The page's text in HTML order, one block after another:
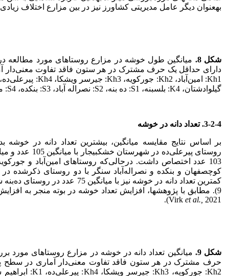
به­عنوان دیگر عامل مدیریتی کشاورز نیز در بین مزارع اختلاف
شکل 8 .
دارای حداقل یک حرف مشترک در هر ستون فاقد تفاوت معنی‌دار
گیلوادشتان، K4: بلسبنه، S1: ده بنه، S2: نصراله آباد، S3: بنکده، S4: میان ده.
3-2-4. تعداد دانه در خوشه
بر اساس نتایج مقایسه میانگین، بیشترین تعداد دانه در خوشه
روستای پیرعلی‌ده
103 عدد اختصاص داشت. در‌حالی‌که روستاهای امین‌آباد و
کوچصفهان و بنکده و نصراله‌آباد سنگر با دو روستای ذکرشده
کمترین تعداد دانه در خوشه نیز با
Virk et al., 2021).
شکل 9 . میانگین تعداد دانه در خوشه در مزارع روستاهای مورد